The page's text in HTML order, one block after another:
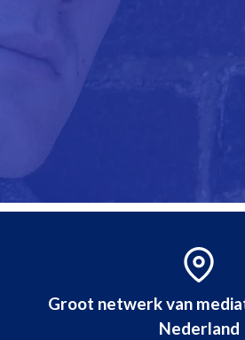
Groot netwerk van
Nederland